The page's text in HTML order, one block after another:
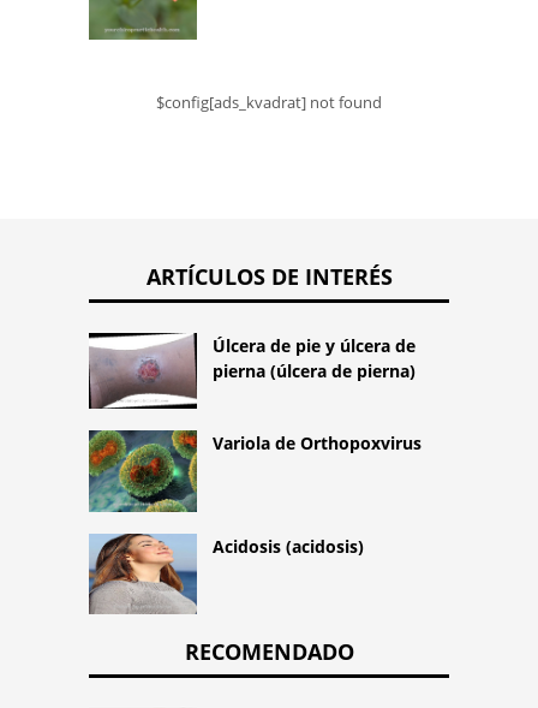
$config[ads_kvadrat] not found
ARTÍCULOS DE INTERÉS
Úlcera de pie y úlcera de
pierna (úlcera de pierna)
Variola de Orthopoxvirus
Acidosis (acidosis)
RECOMENDADO